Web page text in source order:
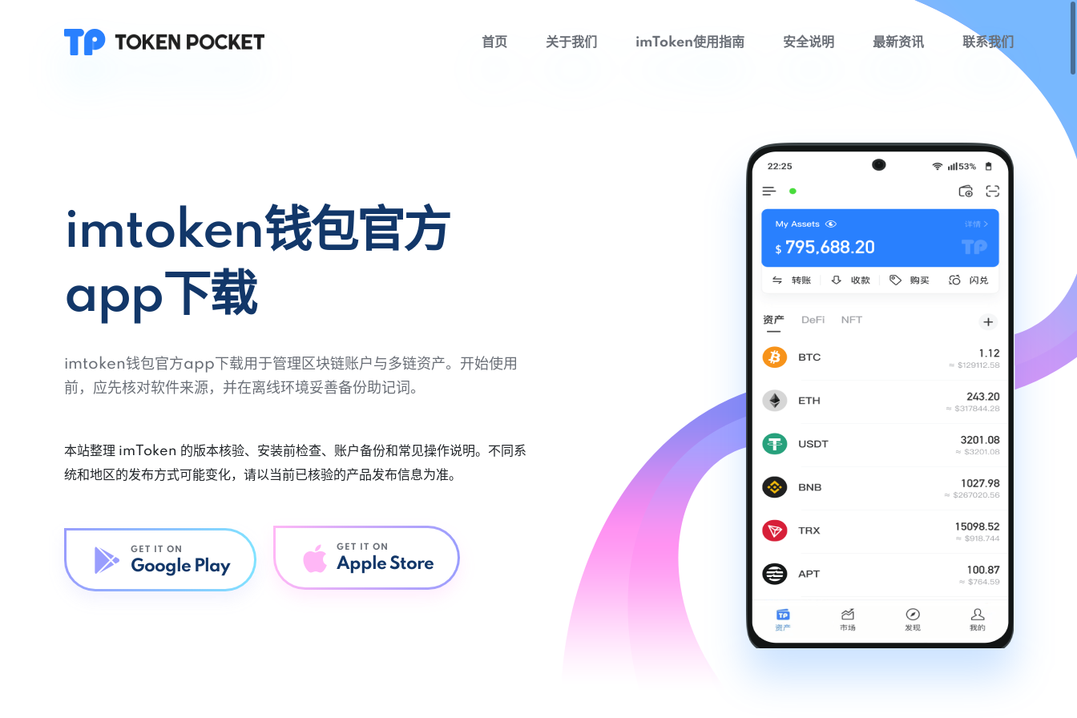
首页 关于我们 imToken使用指南 安全说明 最新资讯 联系我们
imtoken钱包官方
app下载
imtoken钱包官方app下载用于管理区块链账户与多链资产。开始使用
前，应先核对软件来源，并在离线环境妥善备份助记词。
本站整理 imToken 的版本核验、安装前检查、账户备份和常见操作说明。不同系
统和地区的发布方式可能变化，请以当前已核验的产品发布信息为准。
GET IT ON
Google Play
GET IT ON
Apple Store